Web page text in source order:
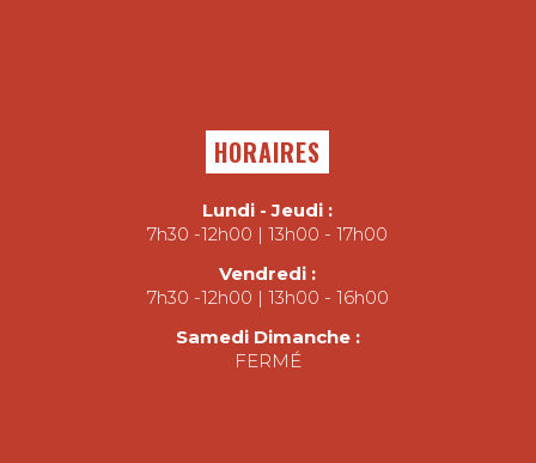
HORAIRES
Lundi - Jeudi :
7h30 -12h00 | 13h00 - 17h00
Vendredi :
7h30 -12h00 | 13h00 - 16h00
Samedi Dimanche :
FERMÉ